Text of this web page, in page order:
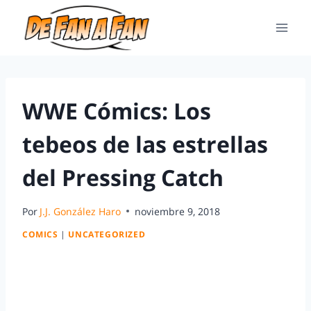
WWE Cómics: Los
tebeos de las estrellas
del Pressing Catch
Por J.J. González Haro noviembre 9, 2018
COMICS | UNCATEGORIZED